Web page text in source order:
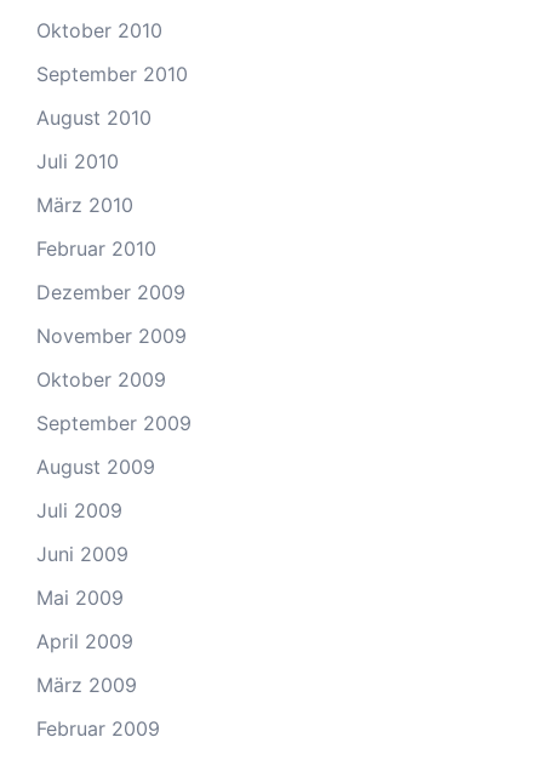
Oktober 2010
September 2010
August 2010
Juli 2010
März 2010
Februar 2010
Dezember 2009
November 2009
Oktober 2009
September 2009
August 2009
Juli 2009
Juni 2009
Mai 2009
April 2009
März 2009
Februar 2009